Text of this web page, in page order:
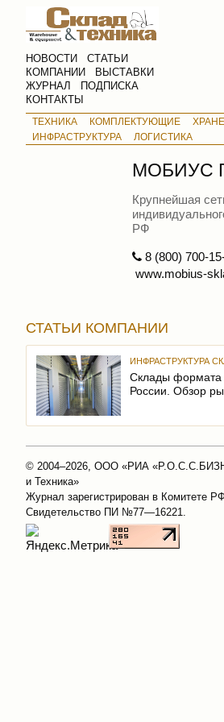
НОВОСТИ
СТАТЬИ
КОМПАНИИ
ВЫСТАВКИ
ЖУРНАЛ
ПОДПИСКА
КОНТАКТЫ
ТЕХНИКА КОМПЛЕКТУЮЩИЕ
ИНФРАСТРУКТУРА
ЛОГИСТИКА
МОБИУС
Крупнейшая
РФ
8 (800) 700-
www.mobius-
СТАТЬИ КОМПАНИИ
ИНФРАСТРУКТУРА
Склады формата
России. Обзор
© 2004–2026, ООО «РИА
и Техника»
Журнал зарегистрирован в Комитете
Свидетельство ПИ №77—16221.